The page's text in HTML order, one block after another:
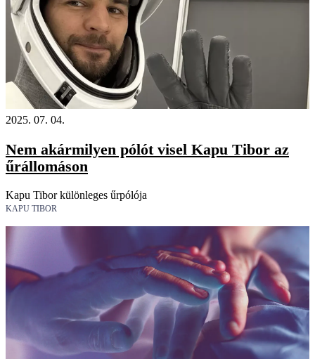
2025. 07. 04.
Nem akármilyen pólót visel Kapu Tibor az
űrállomáson
Kapu Tibor különleges űrpólója
KAPU TIBOR